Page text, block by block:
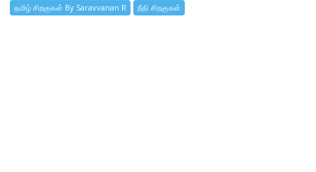
தமிழ் சிறகுகள் By Saravvanan R
நீதி சிறகுகள்